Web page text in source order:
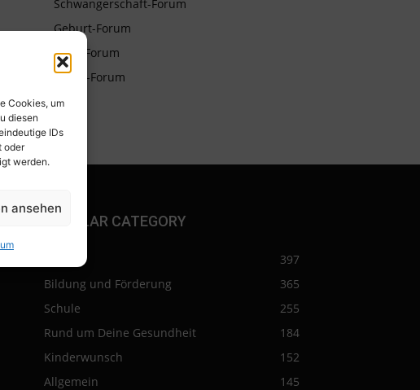
Cookies, um
diesen
IDs
oder
werden.
ansehen
Schwangerschaft-Forum
Geburt-Forum
Baby-Forum
Eltern-Forum
POPULAR CATEGORY
397
Bildung und Förderung
365
Schule
255
Rund um Deine Gesundheit
184
Kinderwunsch
152
Allgemein
145